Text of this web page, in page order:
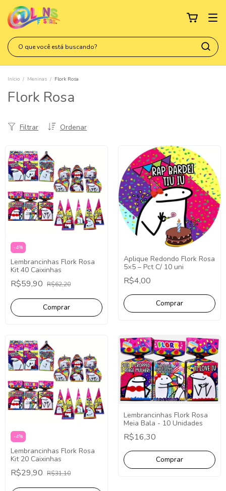
Início / Meninas / Flork Rosa
Flork Rosa
Ordenar
Filtrar
-4%
Lembrancinhas Flork Rosa
Kit 40 Caixinhas
R$59,90 R$62,20
Aplique Redondo Flork Rosa
5×5 – Pct C/ 10 uni
R$4,00
-4%
Lembrancinhas Flork Rosa
Kit 20 Caixinhas
R$29,90 R$31,10
Lembrancinhas Flork Rosa
Meia Bala - 10 Unidades
R$16,30